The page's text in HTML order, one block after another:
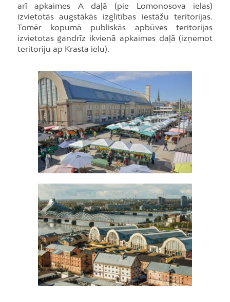
arī apkaimes A daļā (pie Lomonosova ielas)
izvietotās augstākās izglītības iestāžu teritorijas.
Tomēr kopumā publiskās apbūves teritorijas
izvietotas gandrīz ikvienā apkaimes daļā (izņemot
teritoriju ap Krasta ielu).
Foto: LIVE RIGA
Foto: LIVE RIGA